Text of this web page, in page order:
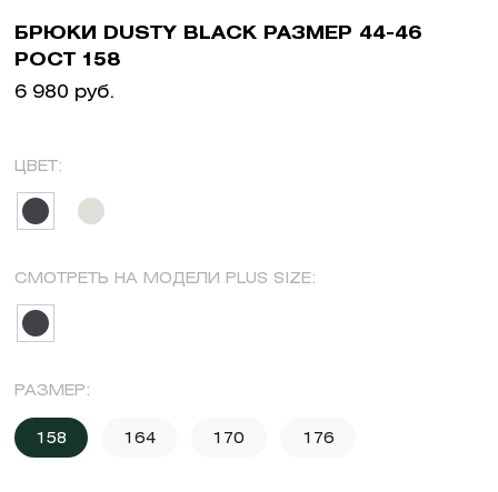
БРЮКИ DUSTY BLACK РАЗМЕР 44-46
РОСТ 158
6 980 руб.
ЦВЕТ:
СМОТРЕТЬ НА МОДЕЛИ PLUS SIZE:
РАЗМЕР:
158 164 170 176